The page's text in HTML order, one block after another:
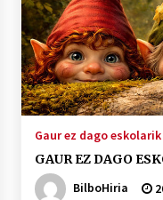
Gaur ez dago eskolarik
GAUR EZ DAGO
BilboHiria